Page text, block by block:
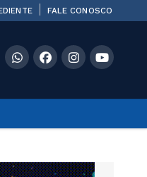
FALE CONOSCO